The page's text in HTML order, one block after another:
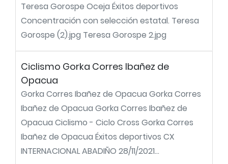
Teresa Gorospe Oceja Éxitos deportivos
Concentración con selección estatal. Teresa
Gorospe (2).jpg Teresa Gorospe 2.jpg
Ciclismo Gorka Corres Ibañez de
Opacua
Gorka Corres Ibañez de Opacua Gorka Corres
Ibañez de Opacua Gorka Corres Ibañez de
Opacua Ciclismo - Ciclo Cross Gorka Corres
Ibañez de Opacua Éxitos deportivos CX
INTERNACIONAL ABADIÑO 28/11/2021...